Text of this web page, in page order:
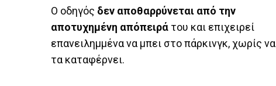
O οδηγός δεν αποθαρρύνεται από την
αποτυχημένη απόπειρά του και επιχειρεί
επανειλημμένα να μπει στο πάρκινγκ, χωρίς να
τα καταφέρνει.